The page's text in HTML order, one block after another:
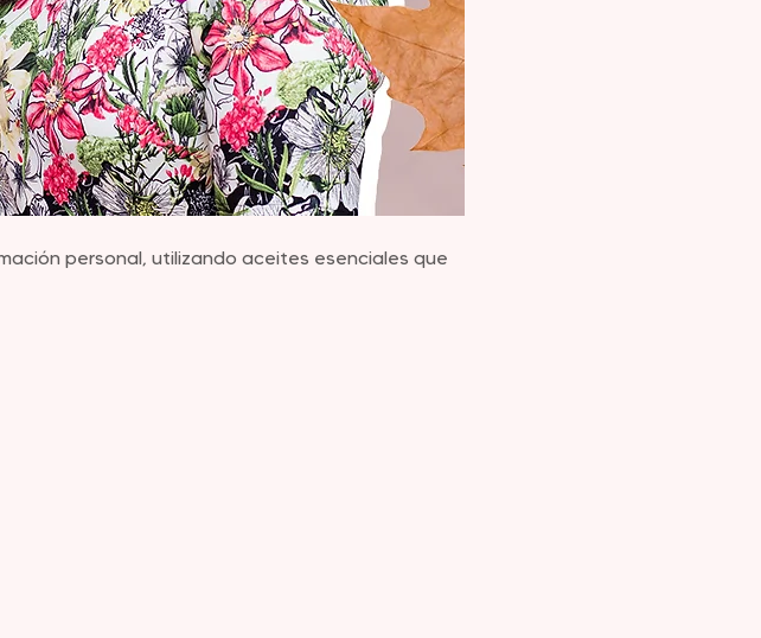
personal, utilizando aceites esenciales que